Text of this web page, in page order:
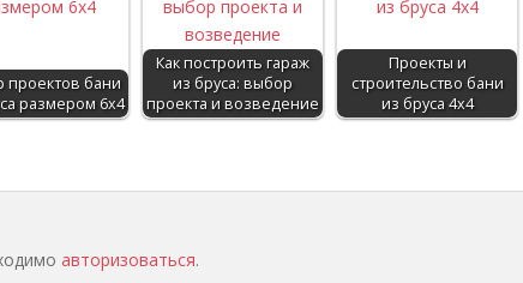
проектов бани
размером 6х4
Как построить гараж
из бруса: выбор
проекта и возведение
Проекты и
строительство бани
из бруса 4х4
авторизоваться.